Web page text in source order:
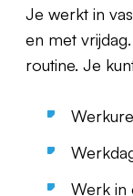
Je werkt in
en met
routine. Je
Werk in